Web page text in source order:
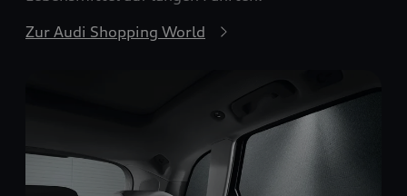
Zur Audi Shopping World